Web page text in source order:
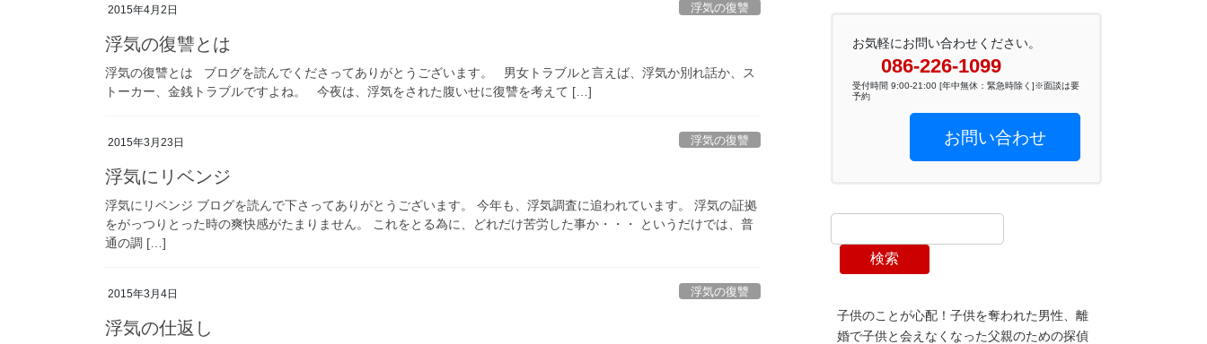
2015年4月2日 浮気の復讐
浮気の復讐とは
浮気の復讐とは ブログを読んでくださってありがとうございます。 男女トラブルと言えば、浮気か別れ話か、ス
トーカー、金銭トラブルですよね。 今夜は、浮気をされた腹いせに復讐を考えて […]
2015年3月23日 浮気の復讐
浮気にリベンジ
浮気にリベンジ ブログを読んで下さってありがとうございます。 今年も、浮気調査に追われています。 浮気の証拠
をがっつりとった時の爽快感がたまりません。 これをとる為に、どれだけ苦労した事か・・・ というだけでは、普
通の調 […]
2015年3月4日 浮気の復讐
浮気の仕返し
お気軽にお問い合わせください。
086-226-1099
受付時間 9:00-21:00 [年中無休：緊急時除く]※面談は要
予約
お問い合わせ
検索
子供のことが心配！子供を奪われた男性、離
婚で子供と会えなくなった父親のための探偵